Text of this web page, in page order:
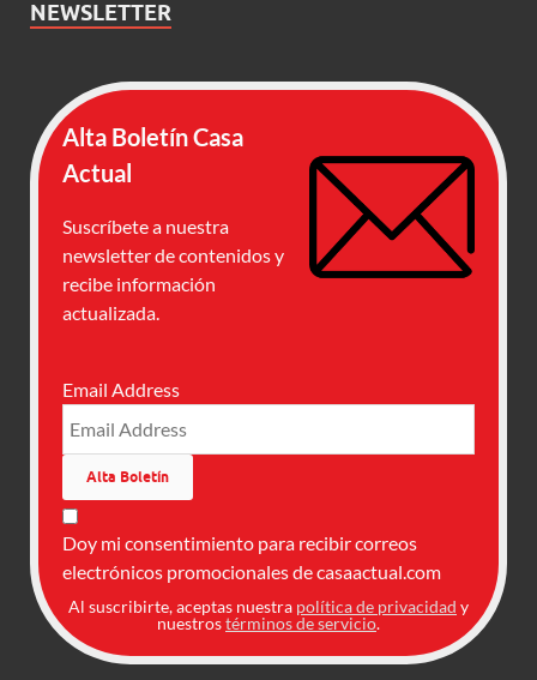
NEWSLETTER
Alta Boletín Casa
Actual
Suscríbete a nuestra
newsletter de contenidos y
recibe información
actualizada.
Email Address
Doy mi consentimiento para recibir correos
electrónicos promocionales de casaactual.com
Al suscribirte, aceptas nuestra política de privacidad y
nuestrostérminos de servicio.